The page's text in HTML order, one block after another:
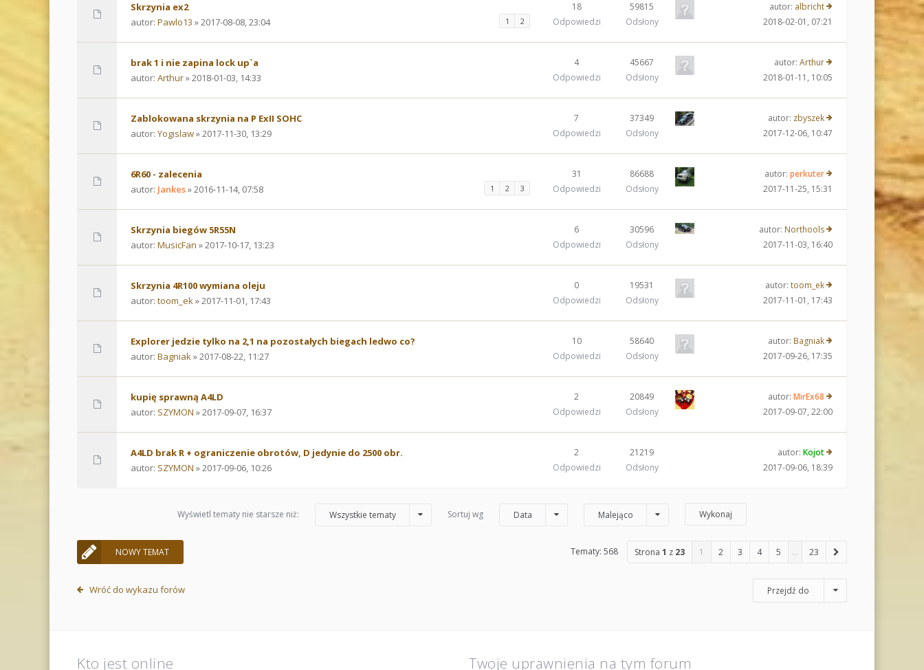
Skrzynia ex2
autor: Pawlo13 » 2017-08-08, 23:04 1 2
18
Odpowiedzi
59815
Odsłony
autor: albricht
2018-02-01, 07:21
brak 1 i nie zapina lock up`a
autor: Arthur» 2018-01-03, 14:33
4
Odpowiedzi
45667
Odsłony
autor: Arthur
2018-01-11, 10:05
Zablokowana skrzynia na P ExII SOHC
autor: Yogislaw» 2017-11-30, 13:29
7
Odpowiedzi
37349
Odsłony
autor: zbyszek
2017-12-06, 10:47
6R60 - zalecenia
autor: Jankes» 2016-11-14, 07:58 1 2 3
31
Odpowiedzi
86688
Odsłony
autor: perkuter
2017-11-25, 15:31
Skrzynia biegów 5R55N
autor: MusicFan » 2017-10-17, 13:23
6
Odpowiedzi
30596
Odsłony
autor: Northools
2017-11-03, 16:40
Skrzynia 4R100 wymiana oleju
autor: toom_ek» 2017-11-01, 17:43
0
Odpowiedzi
19531
Odsłony
autor: toom_ek
2017-11-01, 17:43
Explorer jedzie tylko na 2,1 na pozostałych biegach ledwo co?
autor: Bagniak» 2017-08-22, 11:27
10
Odpowiedzi
58640
Odsłony
autor: Bagniak
2017-09-26, 17:35
kupię sprawną A4LD
autor: SZYMON » 2017-09-07, 16:37
2
Odpowiedzi
20849
Odsłony
autor: MirEx68
2017-09-07, 22:00
A4LD brak R + ograniczenie obrotów, D jedynie do 2500 obr.
autor: SZYMON » 2017-09-06, 10:26
2
Odpowiedzi
21219
Odsłony
autor: Kojot
2017-09-06, 18:39
Wyświetl tematy nie starsze niż: Wszystkie tematy Sortuj wg Data Malejąco
NOWY TEMAT Tematy: 568 Strona 1 z 23 1 2 3 4 5 … 23
Wróć do wykazu forów Przejdź do
Kto jest online Twoje uprawnienia na tym forum